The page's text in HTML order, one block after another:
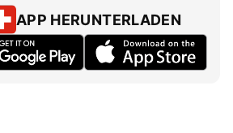
APP HERUNTERLADEN